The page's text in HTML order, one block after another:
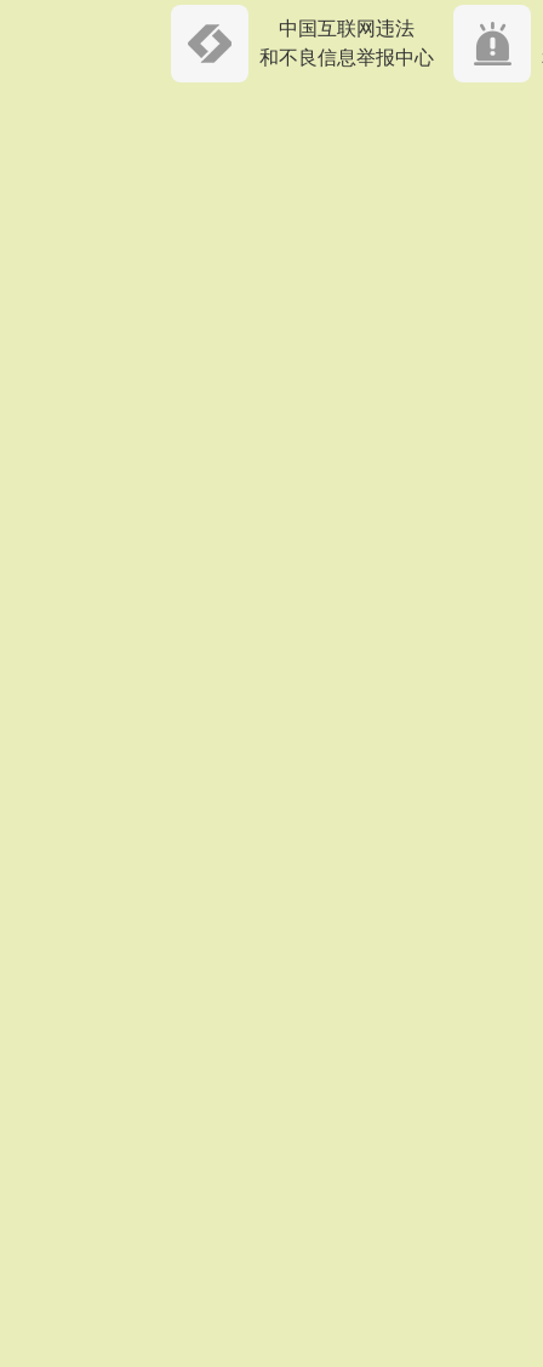
中国互联网违法
和不良信息举报中心